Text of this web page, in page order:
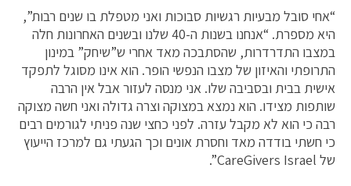
“אחי סובל מבעיות רגשיות סבוכות ואני מטפלת בו שנים רבות”,
היא מספרת. “אנחנו בשנות ה-40 שלנו ובשנים האחרונות חלה
במצבו התדרדרות, שהסתבכה מאד אחרי ש”שיחק” במינון
התרופתי והאיזון של מצבו הנפשי הופר. הוא אינו מסוגל לתפקד
אישית בבית ובסביבה שלו. אני מנסה לעזור אבל אין הרבה
שותפות מצידו. הוא נמצא במצוקה וצרה גדולה ואני חשה מצוקה
רבה כי הוא לא מקבל עזרה. לפני כחצי שנה פניתי לגורמים רבים
כי חשתי בודדה מאד וחסרת אונים וכך הגעתי גם למרכז הייעוץ
של CareGivers Israel”.